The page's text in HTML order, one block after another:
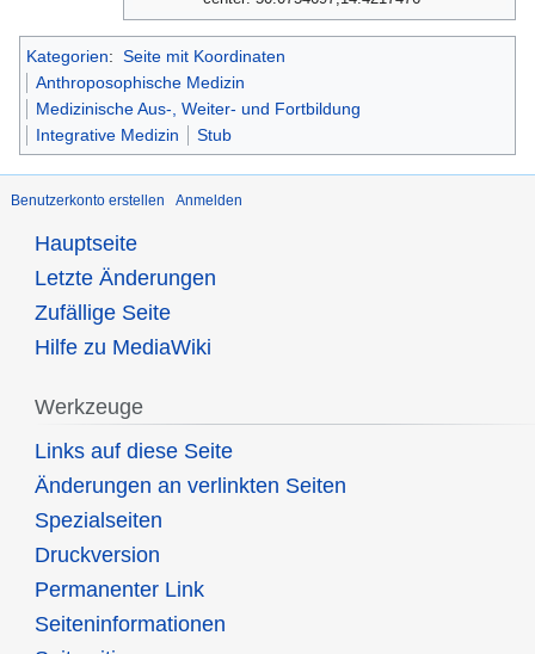
Kategorien: Seite mit Koordinaten
Anthroposophische Medizin
Medizinische Aus-, Weiter- und Fortbildung
Integrative Medizin
Stub
Benutzerkonto erstellen Anmelden
Hauptseite
Letzte Änderungen
Zufällige Seite
Hilfe zu MediaWiki
Werkzeuge
Links auf diese Seite
Änderungen an verlinkten Seiten
Spezialseiten
Druckversion
Permanenter Link
Seiten­informationen